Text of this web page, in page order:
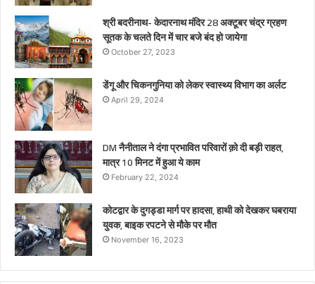
श्री बदरीनाथ- केदारनाथ मंदिर 28 अक्टूबर चंद्र ग्रहण
सूतक के चलते दिन में चार बजे बंद हो जायेगा
October 27, 2023
डेंगू और चिकनगुनिया को लेकर स्वास्थ्य विभाग का अर्लट
April 29, 2024
DM नैनीताल ने दंगा प्रभावित परिवारों क़ो दी बड़ी राहत,
मात्र 10 मिनट में हुआ ये काम
February 22, 2024
कोटद्वार के दुगड्डा मार्ग पर हादसा, हाथी को देखकर घबराया
युवक, बाइक रपटने से मौके पर मौत
November 16, 2023